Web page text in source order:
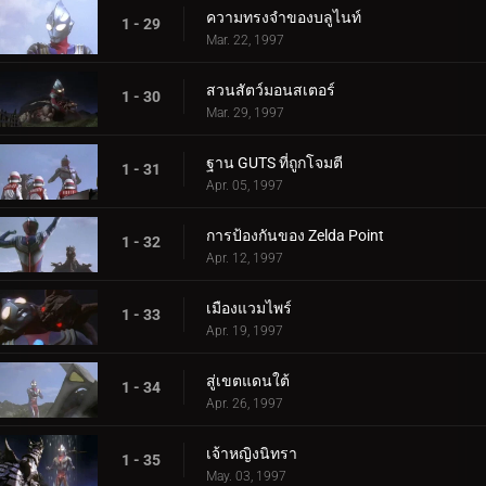
1 - 29 ความทรงจำของบลูไนท์
Mar. 22, 1997
1 - 30 สวนสัตว์มอนสเตอร์
Mar. 29, 1997
1 - 31 ฐาน GUTS ที่ถูกโจมตี
Apr. 05, 1997
1 - 32 การป้องกันของ Zelda Point
Apr. 12, 1997
1 - 33 เมืองแวมไพร์
Apr. 19, 1997
1 - 34 สู่เขตแดนใต้
Apr. 26, 1997
1 - 35 เจ้าหญิงนิทรา
May. 03, 1997